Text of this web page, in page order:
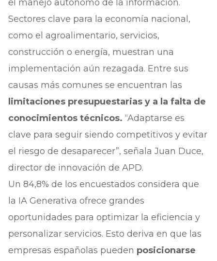
el manejo autónomo de la información.
Sectores clave para la economía nacional,
como el agroalimentario, servicios,
construcción o energía, muestran una
implementación aún rezagada. Entre sus
causas más comunes se encuentran las
limitaciones presupuestarias y a la falta de
conocimientos técnicos. “Adaptarse es
clave para seguir siendo competitivos y evitar
el riesgo de desaparecer”, señala Juan Duce,
director de innovación de APD.
Un 84,8% de los encuestados considera que
la IA Generativa ofrece grandes
oportunidades para optimizar la eficiencia y
personalizar servicios. Esto deriva en que las
empresas españolas pueden posicionarse